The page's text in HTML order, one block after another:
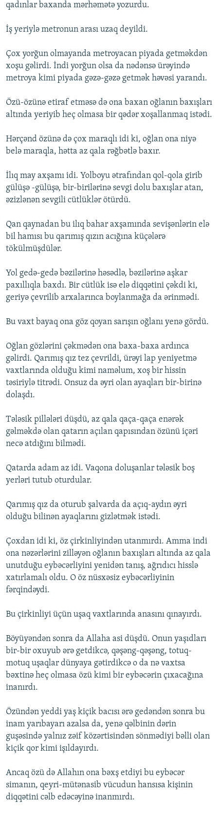
qadınlar baxanda mərhəmətə yozurdu.
İş yeriylə metronun arası uzaq deyildi.
Çox yorğun olmayanda metroyacan piyada getməkdən
xoşu gəlirdi. İndi yorğun olsa da nədənsə ürəyində
metroya kimi piyada gəzə-gəzə getmək həvəsi yarandı.
Özü-özünə etiraf etməsə də ona baxan oğlanın baxışları
altında yeriyib heç olmasa bir qədər xoşallanmaq istədi.
Hərçənd özünə də çox maraqlı idi ki, oğlan ona niyə
belə maraqla, hətta az qala rəğbətlə baxır.
İlıq may axşamı idi. Yolboyu ətrafından qol-qola girib
gülüşə -gülüşə, bir-birilərinə sevgi dolu baxışlar atan,
əzizlənən sevgili cütlüklər ötürdü.
Qan qaynadan bu ilıq bahar axşamında sevişənlərin elə
bil hamısı bu qarımış qızın acığına küçələrə
tökülmüşdülər.
Yol gedə-gedə bəzilərinə həsədlə, bəzilərinə aşkar
paxıllıqla baxdı. Bir cütlük isə elə diqqətini çəkdi ki,
geriyə çevrilib arxalarınca boylanmağa da ərinmədi.
Bu vaxt bayaq ona göz qoyan sarışın oğlanı yenə gördü.
Oğlan gözlərini çəkmədən ona baxa-baxa ardınca
gəlirdi. Qarımış qız tez çevrildi, ürəyi lap yeniyetmə
vaxtlarında olduğu kimi naməlum, xoş bir hissin
təsiriylə titrədi. Onsuz da əyri olan ayaqları bir-birinə
dolaşdı.
Tələsik pillələri düşdü, az qala qaça-qaça enərək
gəlməkdə olan qatarın açılan qapısından özünü içəri
necə atdığını bilmədi.
Qatarda adam az idi. Vaqona doluşanlar tələsik boş
yerləri tutub oturdular.
Qarımış qız da oturub şalvarda da açıq-aydın əyri
olduğu bilinən ayaqlarını gizlətmək istədi.
Çoxdan idi ki, öz çirkinliyindən utanmırdı. Amma indi
ona nəzərlərini zilləyən oğlanın baxışları altında az qala
unutduğu eybəcərliyini yenidən tanış, ağrıdıcı hisslə
xatırlamalı oldu. O öz nüsxəsiz eybəcərliyinin
fərqindəydi.
Bu çirkinliyi üçün uşaq vaxtlarında anasını qınayırdı.
Böyüyəndən sonra da Allaha asi düşdü. Onun yaşıdları
bir-bir oxuyub ərə getdikcə, qəşəng-qəşəng, totuq-
motuq uşaqlar dünyaya gətirdikcə o da nə vaxtsa
bəxtinə heç olmasa özü kimi bir eybəcərin çıxacağına
inanırdı.
Özündən yeddi yaş kiçik bacısı ərə gedəndən sonra bu
inam yarıbayarı azalsa da, yenə qəlbinin dərin
guşəsində yalnız zəif közərtisindən sönmədiyi bəlli olan
kiçik qor kimi işıldayırdı.
Ancaq özü də Allahın ona bəxş etdiyi bu eybəcər
simanın, qeyri-mütənasib vücudun hansısa kişinin
diqqətini cəlb edəcəyinə inanmırdı.